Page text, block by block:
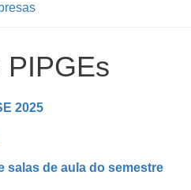
PIPGEs
2025
salas de aula do semestre